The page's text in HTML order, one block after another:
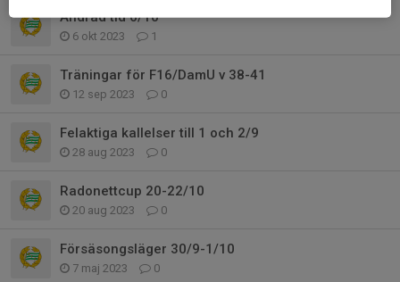
Ändrad tid 6/10
6 okt 2023 1
Träningar för F16/DamU v 38-41
12 sep 2023 0
Felaktiga kallelser till 1 och 2/9
28 aug 2023 0
Radonettcup 20-22/10
20 aug 2023 0
Försäsongsläger 30/9-1/10
7 maj 2023 0